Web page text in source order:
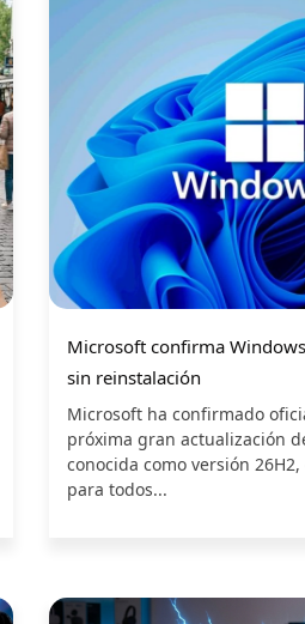
Microsoft confirma
sin reinstalación
Microsoft ha confirmado
próxima gran actualización
conocida como versión
para todos...